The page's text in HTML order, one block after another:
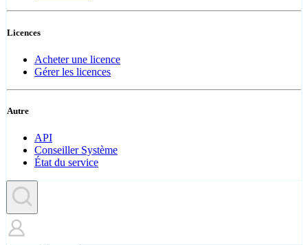
Licences
Acheter une licence
Gérer les licences
Autre
API
Conseiller Système
État du service